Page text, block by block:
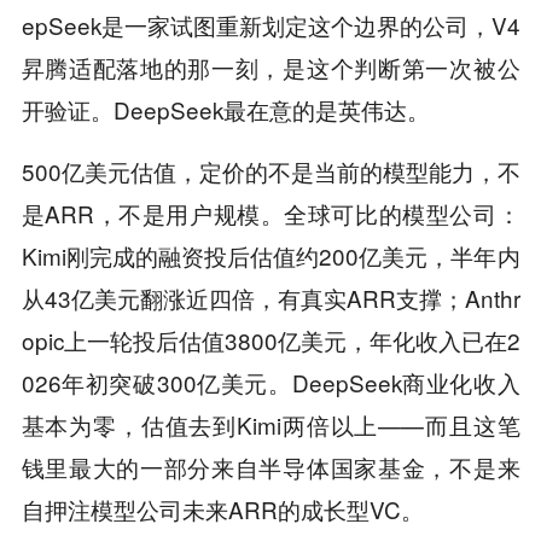
epSeek是一家试图重新划定这个边界的公司，V4
昇腾适配落地的那一刻，是这个判断第一次被公
开验证。DeepSeek最在意的是英伟达。
500亿美元估值，定价的不是当前的模型能力，不
是ARR，不是用户规模。全球可比的模型公司：
Kimi刚完成的融资投后估值约200亿美元，半年内
从43亿美元翻涨近四倍，有真实ARR支撑；Anthr
opic上一轮投后估值3800亿美元，年化收入已在2
026年初突破300亿美元。DeepSeek商业化收入
基本为零，估值去到Kimi两倍以上——而且这笔
钱里最大的一部分来自半导体国家基金，不是来
自押注模型公司未来ARR的成长型VC。